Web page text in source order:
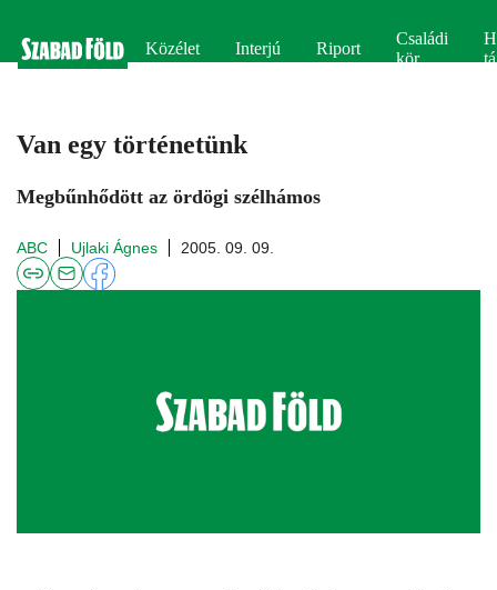
Közélet Interjú Riport
Családi
kör
Van egy történetünk
Megbűnhődött az ördögi szélhámos
ABC Ujlaki Ágnes 2005. 09. 09.